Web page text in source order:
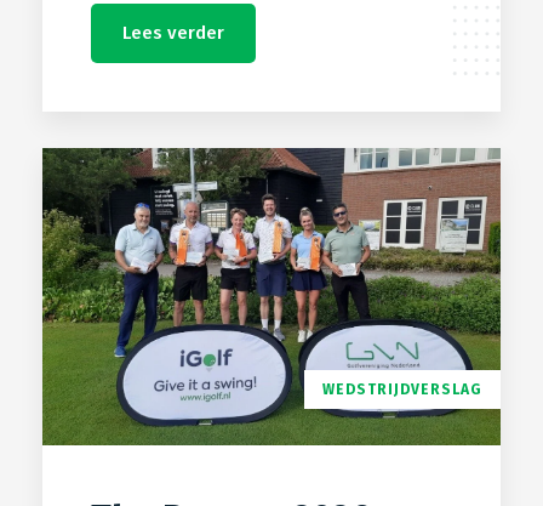
Lees verder
WEDSTRIJDVERSLAG